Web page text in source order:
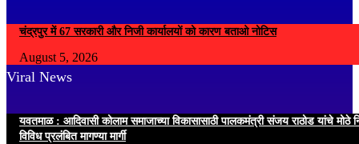
चंद्रपुर में 67 सरकारी और निजी कार्यालयों को कारण बताओ नोटिस
August 5, 2026
Viral News
यवतमाळ : आदिवासी कोलाम समाजाच्या विकासासाठी पालकमंत्री संजय राठोड यांचे मोठे
विविध प्रलंबित मागण्या मार्गी